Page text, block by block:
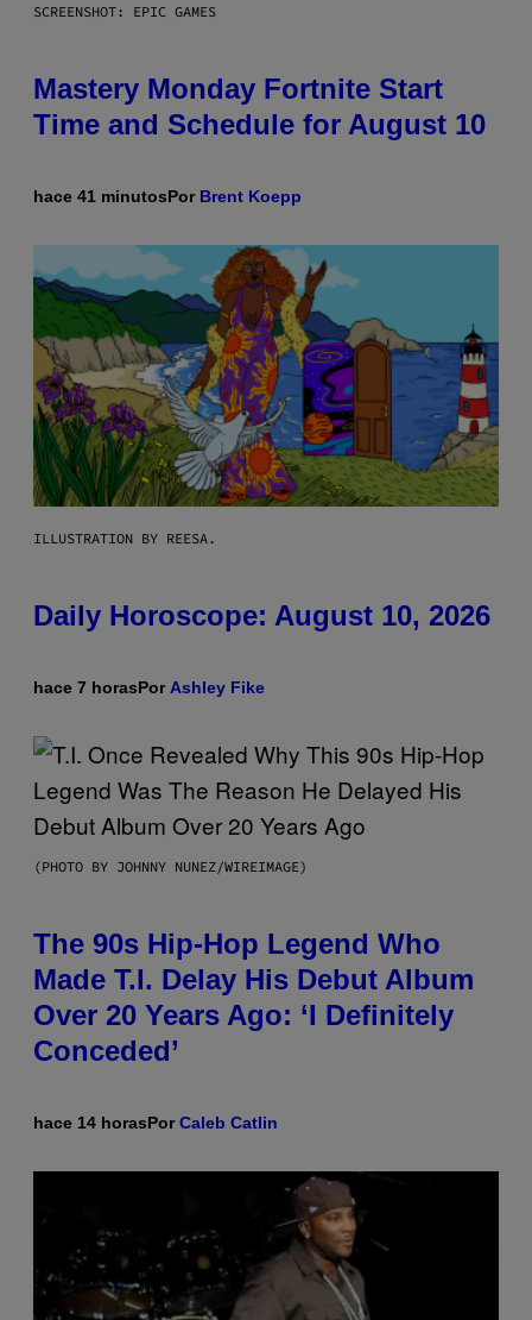
SCREENSHOT: EPIC GAMES
Mastery Monday Fortnite Start
Time and Schedule for August 10
hace 41 minutosPor Brent Koepp
ILLUSTRATION BY REESA.
Daily Horoscope: August 10, 2026
hace 7 horasPorAshley Fike
(PHOTO BY JOHNNY NUNEZ/WIREIMAGE)
The 90s Hip-Hop Legend Who
Made T.I. Delay His Debut Album
Over 20 Years Ago: ‘I Definitely
Conceded’
hace 14 horasPorCaleb Catlin